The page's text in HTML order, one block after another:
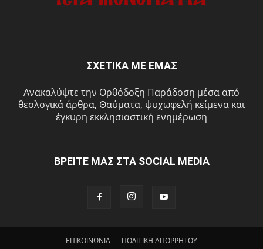
ΣΧΕΤΙΚΑ ΜΕ ΕΜΑΣ
Ανακαλύψτε την Ορθόδοξη Παράδοση μέσα από
θεολογικά άρθρα, Θαύματα, ψυχωφελή κείμενα και
έγκυρη εκκλησιαστική ενημέρωση
ΒΡΕΙΤΕ ΜΑΣ ΣΤΑ SOCIAL MEDIA
ΕΠΙΚΟΙΝΩΝΙΑ ΠΟΛΙΤΙΚΗ ΑΠΟΡΡΗΤΟΥ